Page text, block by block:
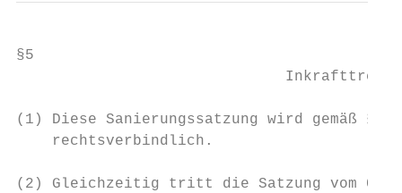
§5
(1) Diese Sanierungssatzung wird gemäß §
    rechtsverbindlich.
(2) Gleichzeitig tritt die Satzung vom